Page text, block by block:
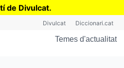
de Divulcat.
Divulcat Diccionari.cat
Temes d'actualitat